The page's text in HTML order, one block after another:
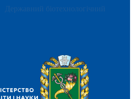
Державний біотехнологічний